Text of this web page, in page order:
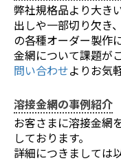
弊社規格品より大き
出しや一部切り欠き
の各種オーダー製作
金網について課題が
問い合わせよりお気
溶接金網の事例紹介
お客さまに溶接金網
しております。
詳細につきましては